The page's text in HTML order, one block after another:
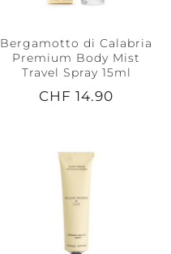
Bergamotto di Calabria
Premium Body Mist
Travel Spray 15ml
CHF 14.90